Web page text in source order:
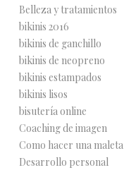
Belleza y tratamientos
bikinis 2016
bikinis de ganchillo
bikinis de neopreno
bikinis estampados
bikinis lisos
bisutería online
Coaching de imagen
Como hacer una maleta
Desarrollo personal